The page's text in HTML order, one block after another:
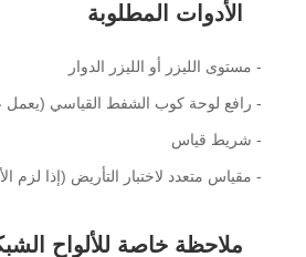
الأدوات المطلوبة
- مستوى الليزر أو الليزر الدوار
- رافع لوحة كوب الشفط القياسي (يعمل
- شريط قياس
- مقياس متعدد لاختبار التأريض (إذا لزم
ملاحظة خاصة للألواح